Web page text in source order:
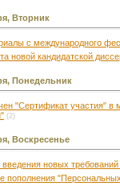
Вторник
с международного
новой кандидатской
Понедельник
"Сертификат участия" в
(2)
Воскресенье
новых требований
пополнения